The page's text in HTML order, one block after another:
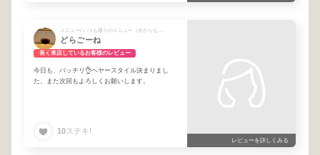
どらごーね
長く来店しているお客様のレビュー
今日も、バッチリ👌ヘヤースタイル決まりまし
た。また次回もよろしくお願いします。
10ステキ!
レビューを詳しくみる